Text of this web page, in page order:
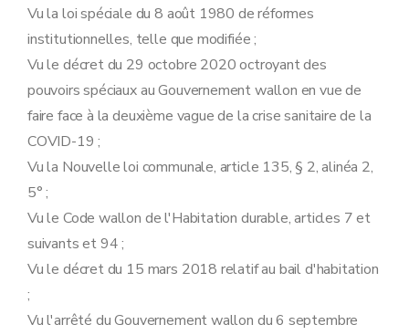
Vu la loi spéciale du 8 août 1980 de réformes
institutionnelles, telle que modifiée ;
Vu le décret du 29 octobre 2020 octroyant des
pouvoirs spéciaux au Gouvernement wallon en vue de
faire face à la deuxième vague de la crise sanitaire de la
COVID-19 ;
Vu la Nouvelle loi communale, article 135, § 2, alinéa 2,
5° ;
Vu le Code wallon de l'Habitation durable, articles 7 et
suivants et 94 ;
Vu le décret du 15 mars 2018 relatif au bail d'habitation
;
Vu l'arrêté du Gouvernement wallon du 6 septembre